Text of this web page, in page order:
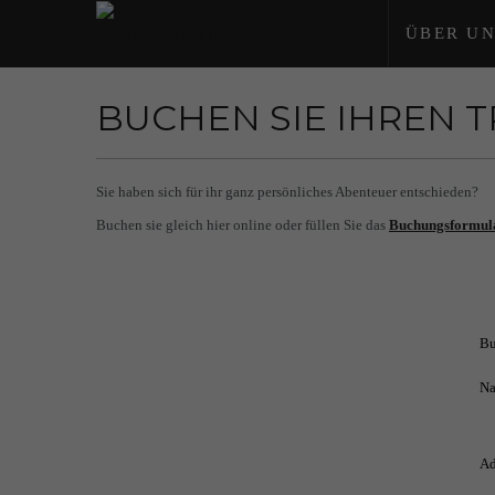
ÜBER
BUCHEN SIE IHREN
Sie haben sich für ihr ganz persönliches Abenteuer entschieden?
Buchen sie gleich hier online oder füllen Sie das